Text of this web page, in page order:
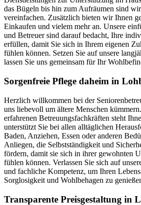
das Bügeln bis hin zum Aufräumen sind
vereinfachen. Zusätzlich bieten wir Ihnen
Einkaufen und vielem mehr an. Unsere
und Betreuer sind darauf bedacht, Ihre
erfüllen, damit Sie sich in Ihrem eigenen
fühlen können. Setzen Sie auf unsere
lassen Sie uns gemeinsam für Ihr
Sorgenfreie Pflege daheim in
Herzlich willkommen bei der
uns liebevoll um ältere Menschen
erfahrenen Betreuungsfachkräften steht
unterstützt Sie bei allen alltäglichen
Baden, Anziehen, Essen oder anderen
Anliegen, die Selbstständigkeit und
fördern, damit sie sich in ihrer gewohnten
fühlen können. Verlassen Sie sich auf
und fachliche Kompetenz, um Ihren
Sorglosigkeit und Wohlbehagen zu
Transparente Preisgestaltung in